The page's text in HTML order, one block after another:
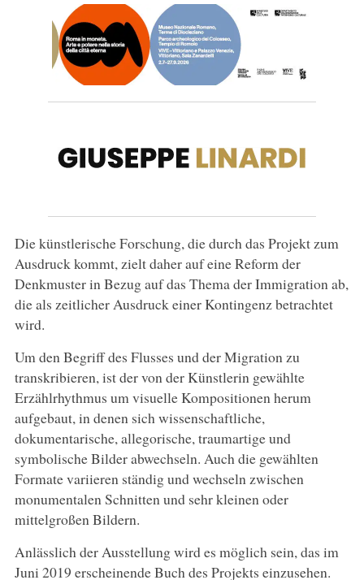
Die künstlerische Forschung, die durch das Projekt zum
Ausdruck kommt, zielt daher auf eine Reform der
Denkmuster in Bezug auf das Thema der Immigration ab,
die als zeitlicher Ausdruck einer Kontingenz betrachtet
wird.
Um den Begriff des Flusses und der Migration zu
transkribieren, ist der von der Künstlerin gewählte
Erzählrhythmus um visuelle Kompositionen herum
aufgebaut, in denen sich wissenschaftliche,
dokumentarische, allegorische, traumartige und
symbolische Bilder abwechseln. Auch die gewählten
Formate variieren ständig und wechseln zwischen
monumentalen Schnitten und sehr kleinen oder
mittelgroßen Bildern.
Anlässlich der Ausstellung wird es möglich sein, das im
Juni 2019 erscheinende Buch des Projekts einzusehen.